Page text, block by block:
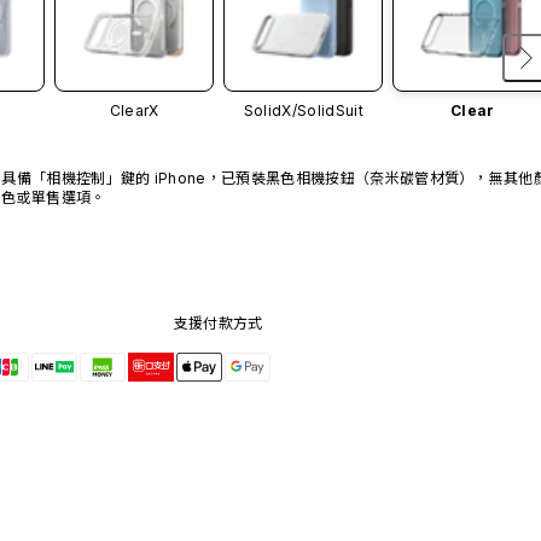
ClearX SolidX/SolidSuit Clear
具備「相機控制」鍵的 iPhone，已預裝黑色相機按鈕（奈米碳管材質），無其他
色或單售選項。
支援付款方式